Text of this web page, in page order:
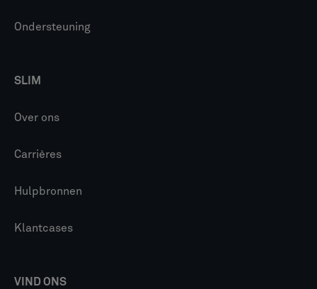
Ondersteuning
SLIM
Over ons
Carrières
Hulpbronnen
Klantcases
VIND ONS